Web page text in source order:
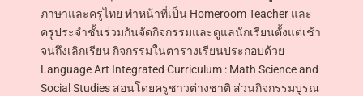
ภาษาและครูไทย ทำหน้าที่เป็น Homeroom Teacher และ
ครูประจำชั้นร่วมกันจัดกิจกรรมและดูแลนักเรียนตั้งแต่เช้า
จนถึงเลิกเรียน กิจกรรมในตารางเรียนประกอบด้วย
Language Art Integrated Curriculum : Math Science and
Social Studies สอนโดยครูชาวต่างชาติ ส่วนกิจกรรมบูรณ